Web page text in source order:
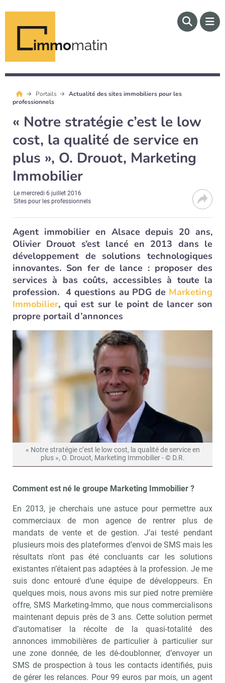
immomatin
Portails
Actualité des sites immobiliers pour les
professionnels
« Notre stratégie c’est le low
cost, la qualité de service en
plus », O. Drouot, Marketing
Immobilier
Lemercredi 6 juillet 2016
Sites pour les professionnels
Agent immobilier en Alsace depuis 20 ans,
Olivier Drouot s’est lancé en 2013 dans le
développement de solutions technologiques
innovantes. Son fer de lance : proposer des
services à bas coûts, accessibles à toute la
profession. 4 questions au PDG de Marketing
Immobilier, qui est sur le point de lancer son
propre portail d’annonces
« Notre stratégie c’est le low cost, la qualité de service en
plus », O. Drouot, Marketing Immobilier - © D.R.
Comment est né le groupe Marketing Immobilier ?
En 2013, je cherchais une astuce pour permettre aux
commerciaux de mon agence de rentrer plus de
mandats de vente et de gestion. J’ai testé pendant
plusieurs mois des plateformes d’envoi de SMS mais les
résultats n’ont pas été concluants car les solutions
existantes n’étaient pas adaptées à la profession. Je me
suis donc entouré d’une équipe de développeurs. En
quelques mois, nous avons mis sur pied notre première
offre, SMS Marketing-Immo, que nous commercialisons
maintenant depuis près de 3 ans. Cette solution permet
d’automatiser la récolte de la quasi-totalité des
annonces immobilières de particulier à particulier sur
une zone donnée, de les dé-doublonner, d’envoyer un
SMS de prospection à tous les contacts identifiés, puis
de gérer les relances. Pour 99 euros par mois, un agent